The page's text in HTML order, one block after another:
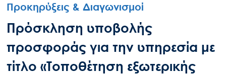
Προκηρύξεις & Διαγωνισμοί
Πρόσκληση υποβολής
προσφοράς για την υπηρεσία με
τίτλο «Τοποθέτηση εξωτερικής